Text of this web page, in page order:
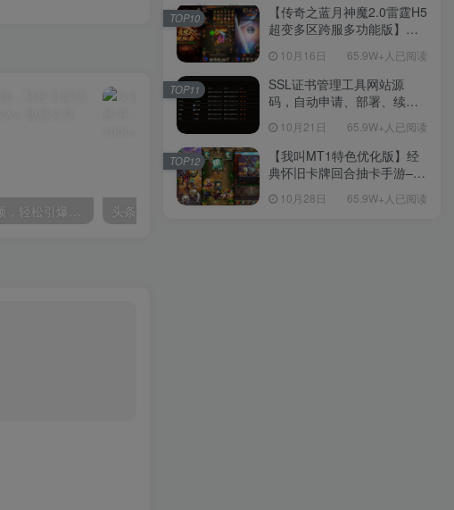
制作带货原创视频，轻松引爆流量，一条视频带货2w+
【传奇之蓝月神魔2.0雷霆H5
超变多区跨服多功能版】三
理单机一键即玩镜像端-打包
Linux服务端源码-视频架设
教程
10月16日 65.9W+人已阅读
TOP10
SSL证书管理工具网站源
码，自动申请、部署、续期
10月21日 65.9W+人已阅读
TOP11
【我叫MT1特色优化版】经
典怀旧卡牌回合抽卡手游–打
教程-多功能GM后台工具-网
10月28日 65.9W+人已阅读
TOP12